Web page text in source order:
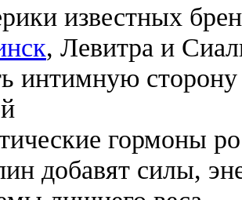
известных
, Левитра и
интимную
гормоны
добавят силы,